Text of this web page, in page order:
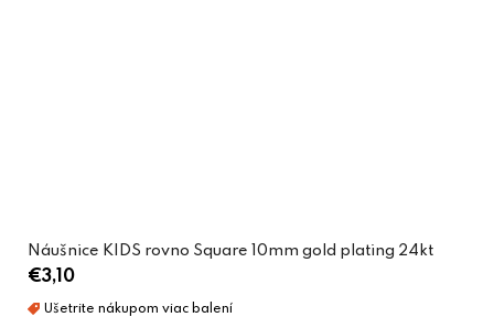
Náušnice KIDS rovno Square 10mm gold plating 24kt
€3,10